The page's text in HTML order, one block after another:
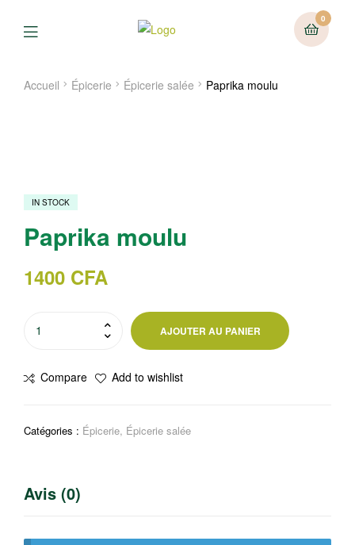
0
Menu
Accueil Épicerie Épicerie salée Paprika moulu
IN STOCK
Paprika moulu
1400 CFA
moulu
AJOUTER AU PANIER
Compare Add to wishlist
Catégories : Épicerie, Épicerie salée
Avis (0)